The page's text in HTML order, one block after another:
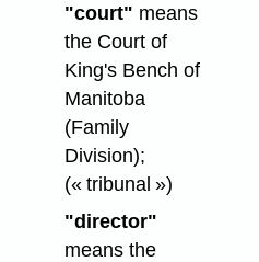
"court" means
the Court of
King's Bench of
Manitoba
(Family
Division);
(« tribunal »)
"director"
means the